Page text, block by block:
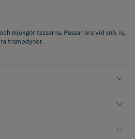
mjukgör tassarna. Passar bra vid snö, is,
trampdynor.